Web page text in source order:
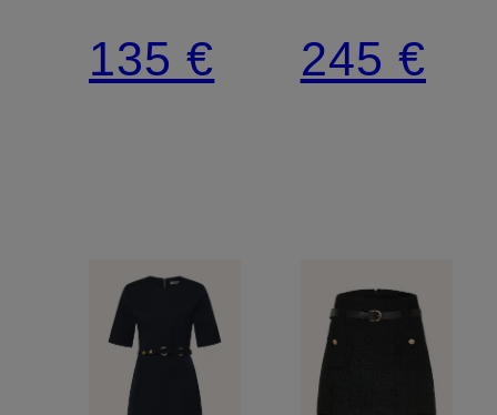
135 € 245 €